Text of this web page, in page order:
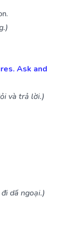
Ask and
và trả lời.)
dã ngoại.)